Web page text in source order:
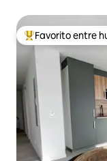
De los mejores en
Favorito entre